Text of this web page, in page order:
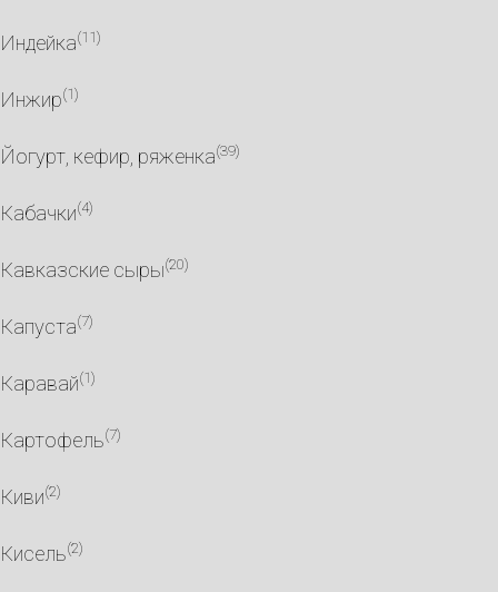
Индейка(11)
Инжир(1)
Йогурт, кефир, ряженка(39)
Кабачки(4)
Кавказские сыры(20)
Капуста(7)
Каравай(1)
Картофель(7)
Киви(2)
Кисель(2)